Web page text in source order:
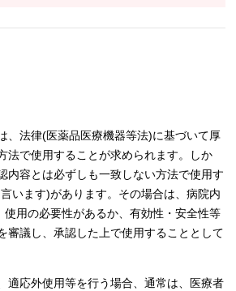
、法律(医薬品医療機器等法)に基づいて厚
法で使用することが求められます。しか
内容とは必ずしも一致しない方法で使用す
います)があります。その場合は、病院内
用の必要性があるか、有効性・安全性等
審議し、承認した上で使用することとして
適応外使用等を行う場合、通常は、医療者